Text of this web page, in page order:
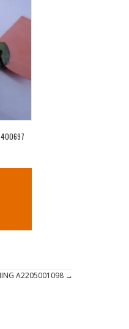
A2205001098 →